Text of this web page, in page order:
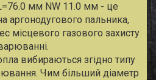
мм NW 11.0 мм - це
аргонодугового пальника,
місцевого газового захисту
вибираються згідно типу
Чим більший діаметр